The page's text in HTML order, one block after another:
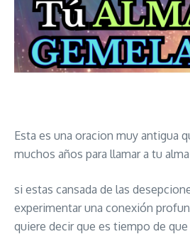
Esta es una oracion muy antigua
muchos años para llamar a tu
si estas cansada de las
experimentar una conexión
quiere decir que es tiempo de